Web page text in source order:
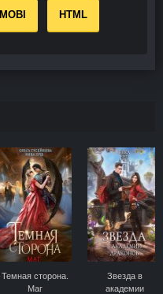
MOBI HTML
Темная сторона.
Маг
Звезда в
академии